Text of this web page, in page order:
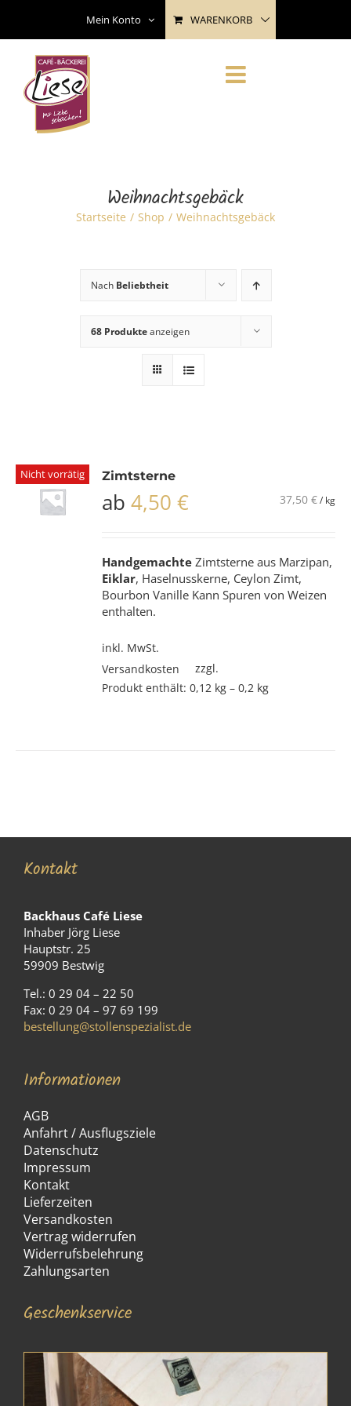
content
Mein Konto WARENKORB
Weihnachtsgebäck
Startseite Shop Weihnachtsgebäck
Nach Beliebtheit
68 Produkteanzeigen
Nicht vorrätig Zimtsterne
ab4,50€ 37,50 €/ kg
Handgemachte Zimtsterne aus Marzipan,
Eiklar, Haselnusskerne, Ceylon Zimt,
Bourbon Vanille Kann Spuren von Weizen
enthalten.
inkl. MwSt.
zzgl.
Versandkosten
Produkt enthält: 0,12 kg – 0,2 kg
Kontakt
Backhaus Café Liese
Inhaber Jörg Liese
Hauptstr. 25
59909 Bestwig
Tel.: 0 29 04 – 22 50
Fax: 0 29 04 – 97 69 199
bestellung@stollenspezialist.de
Informationen
AGB
Anfahrt / Ausflugsziele
Datenschutz
Impressum
Kontakt
Lieferzeiten
Versandkosten
Vertrag widerrufen
Widerrufsbelehrung
Zahlungsarten
Geschenkservice